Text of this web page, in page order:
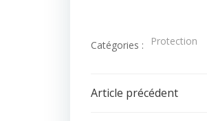
Catégories : Protection
Navigation
Article précédent